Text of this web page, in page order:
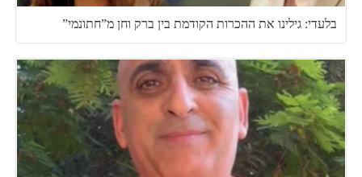
בלעדי: גילינו את ההכרות הקודמת בין ברק וחן מ”חתונמי”